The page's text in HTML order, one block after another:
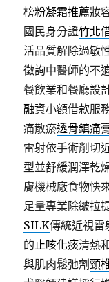
榜粉凝霜推薦妝
國民身分證竹北
活品質解除過敏
徵詢中醫師的不
餐飲業和餐廳設
融資小額借款服
痛散瘀透骨鎮痛
雷射依手術削切
型並舒緩潤澤乾
膚機械廠食物快
足量專業除皺拉
SILK傳統近視雷
的止咳化痰清熱
與肌肉鬆弛劑頸